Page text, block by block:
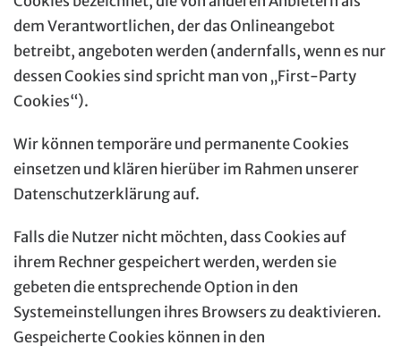
dem Verantwortlichen, der das Onlineangebot
betreibt, angeboten werden (andernfalls, wenn es nur
dessen Cookies sind spricht man von „First-Party
Cookies“).
Wir können temporäre und permanente Cookies
einsetzen und klären hierüber im Rahmen unserer
Datenschutzerklärung auf.
Falls die Nutzer nicht möchten, dass Cookies auf
ihrem Rechner gespeichert werden, werden sie
gebeten die entsprechende Option in den
Systemeinstellungen ihres Browsers zu deaktivieren.
Gespeicherte Cookies können in den